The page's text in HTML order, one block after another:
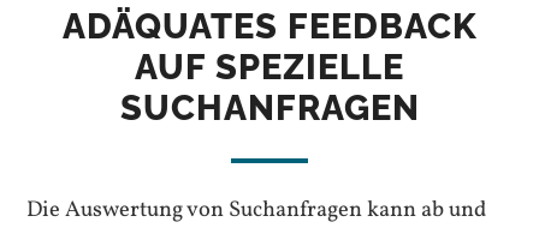
ADÄQUATES FEEDBACK
AUF SPEZIELLE
SUCHANFRAGEN
Die Auswertung von Suchanfragen kann ab und